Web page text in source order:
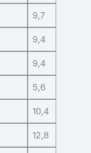
9,7
9,4
9,4
5,6
10,4
12,8